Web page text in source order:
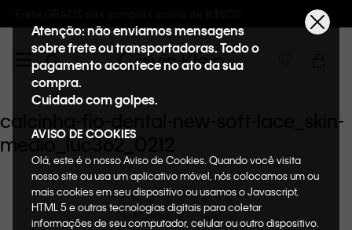
Ganhe 10% de
Atenção: não enviamos mensagens
sobre frete ou transportadoras. Todo o
pagamento acontece no ato da sua
compra.
Cuidado com golpes.
AVISO DE COOKIES
Olá, este é o nosso Aviso de Cookies. Quando você visita
nosso site ou usa um aplicativo móvel, nós colocamos um ou
mais cookies em seu dispositivo ou usamos o Javascript,
HTML 5 e outras tecnologias digitais para coletar
informações de seu computador, celular ou outro dispositivo.
calcinha-fio-dental-new-soft-lace_skin-
medio_luc362_0212
OOPS!